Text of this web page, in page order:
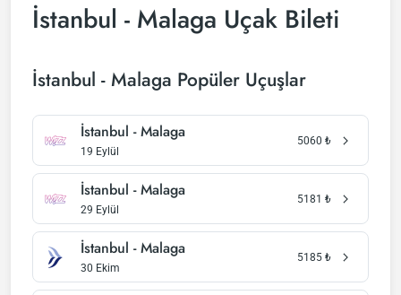
İstanbul - Malaga Uçak Bileti
İstanbul - Malaga Popüler Uçuşlar
İstanbul - Malaga
19 Eylül
5060 ₺
İstanbul - Malaga
29 Eylül
5181 ₺
İstanbul - Malaga
30 Ekim
5185 ₺